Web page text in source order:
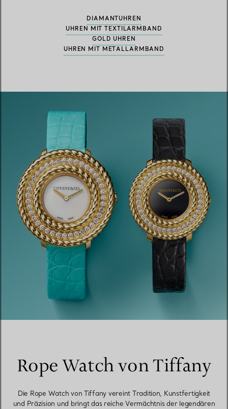
DIAMANTUHREN
UHREN MIT TEXTILARMBAND
GOLD UHREN
UHREN MIT METALLARMBAND
Rope Watch von Tiffany
Die Rope Watch von Tiffany vereint Tradition, Kunstfertigkeit
und Präzision und bringt das reiche Vermächtnis der legendären